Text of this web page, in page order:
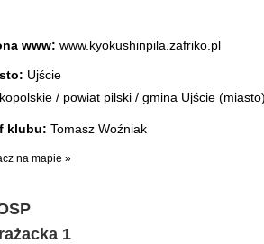
www: www.kyokushinpila.zafriko.pl
Ujście
/ powiat pilski / gmina Ujście
klubu: Tomasz Woźniak
na mapie »
1